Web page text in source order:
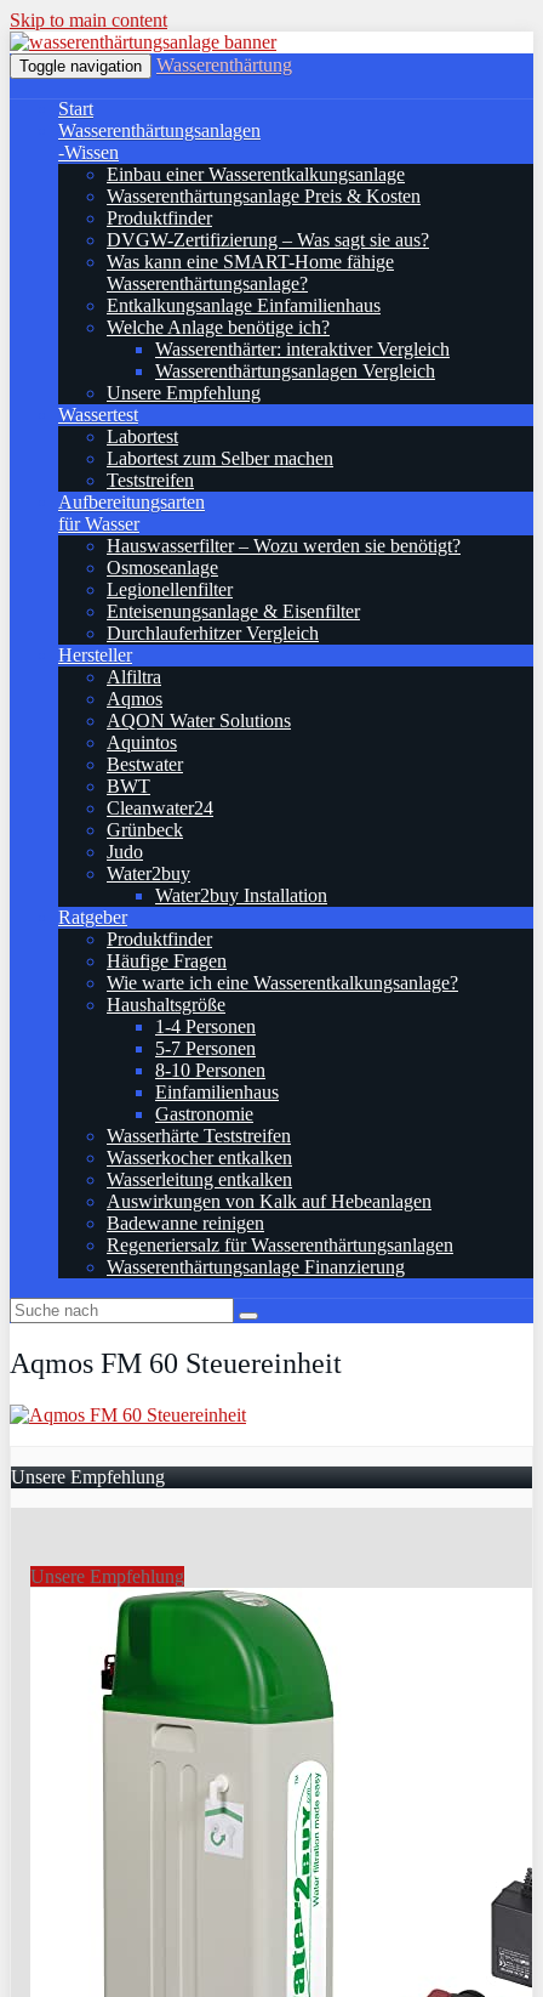
Skip to main content
Toggle navigation Wasserenthärtung
Start
Wasserenthärtungsanlagen
-Wissen
Einbau einer Wasserentkalkungsanlage
Wasserenthärtungsanlage Preis & Kosten
Produktfinder
DVGW-Zertifizierung – Was sagt sie aus?
Was kann eine SMART-Home fähige
Wasserenthärtungsanlage?
Entkalkungsanlage Einfamilienhaus
Welche Anlage benötige ich?
Wasserenthärter: interaktiver Vergleich
Wasserenthärtungsanlagen Vergleich
Unsere Empfehlung
Wassertest
Labortest
Labortest zum Selber machen
Teststreifen
Aufbereitungsarten
für Wasser
Hauswasserfilter – Wozu werden sie benötigt?
Osmoseanlage
Legionellenfilter
Enteisenungsanlage & Eisenfilter
Durchlauferhitzer Vergleich
Hersteller
Alfiltra
Aqmos
AQON Water Solutions
Aquintos
Bestwater
BWT
Cleanwater24
Grünbeck
Judo
Water2buy
Water2buy Installation
Ratgeber
Produktfinder
Häufige Fragen
Wie warte ich eine Wasserentkalkungsanlage?
Haushaltsgröße
1-4 Personen
5-7 Personen
8-10 Personen
Einfamilienhaus
Gastronomie
Wasserhärte Teststreifen
Wasserkocher entkalken
Wasserleitung entkalken
Auswirkungen von Kalk auf Hebeanlagen
Badewanne reinigen
Regeneriersalz für Wasserenthärtungsanlagen
Wasserenthärtungsanlage Finanzierung
Aqmos FM 60 Steuereinheit
Unsere Empfehlung
Unsere Empfehlung